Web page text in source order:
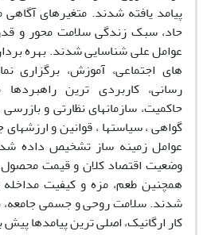
پیامد یافته شدند. متغیرهای
حاد، سبک زندگی سلامت محور و
عوامل علی شناسایی شدند. بهره
های اجتماعی، آموزش، برگزاری
رسانی، کاربردی ترین
حاکمیت، سازمانهای نظارتی و بازرسی
گواهی ، سیاستها ، قوانین و
عوامل زمینه ساز تشخیص داده
وضعیت اقتصاد کلان و قیمت محصول،
همچنین طعم، مزه و کیفیت
شدند. سلامت روحی و جسمی
کار ارگانیک، اصلی ترین پیامدها